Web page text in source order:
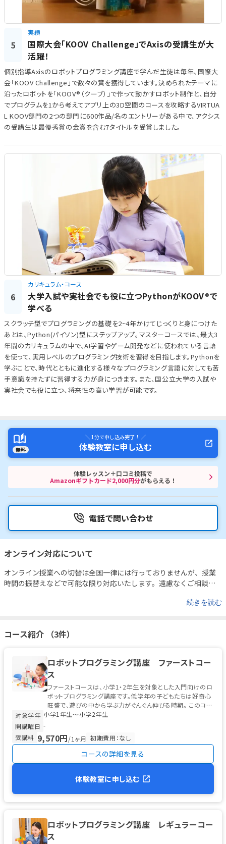
5
実績
国際大会「KOOV Challenge」でAxisの受講生が大
活躍！
個別指導Axisのロボットプログラミング講座で学んだ生徒は毎年、国際大
会「KOOV Challenge」で数々の賞を獲得しています。決められたテーマに
沿ったロボットを「KOOV®（クーブ）」で作って動かすロボット制作と、自分
でプログラムを1から考えてアプリ上の3D空間のコースを攻略するVIRTUA
L KOOV部門の2つの部門に600作品/名のエントリーがある中で、アクシス
の受講生は最優秀賞の金賞を含む7タイトルを受賞しました。
6
カリキュラム・コース
大学入試や実社会でも役に立つPythonがKOOV®で
学べる
スクラッチ型でプログラミングの基礎を2~4年かけてじっくりと身につけた
あとは、Python(パイソン)型にステップアップ。マスターコースでは、最大3
年間のカリキュラムの中で、AI学習やゲーム開発などに使われている言語
を使って、実用レベルのプログラミング技術を習得を目指します。Pythonを
学ぶことで、時代とともに進化する様々なプログラミング言語に対しても苦
手意識を持たずに習得する力が身につきます。また、国公立大学の入試や
実社会でも役に立つ、将来性の高い学習が可能です。
無料
＼ 1分で申し込み完了！ ／
体験教室に申し込む
体験レッスン＋口コミ投稿で
Amazonギフトカード2,000円分がもらえる！
電話で問い合わせ
オンライン対応について
オンライン授業への切替は全国一律には行っておりませんが、授業
時間の振替えなどで可能な限り対応いたします。遠慮なくご相談く
続きを読む
コース紹介 （3件）
ロボットプログラミング講座 ファーストコー
ス
ファーストコースは、小学1・2年生を対象とした入門向けのロ
ボットプログラミング講座です。低学年の子どもたちは好奇心
旺盛で、遊びの中から学ぶ力がぐんぐん伸びる時期。 このコー
スでは、ソニー・グロ...
対象学年 小学1年生〜小学2年生
開講曜日 -
受講料 9,570円/1ヶ月 初期費用：なし
コースの詳細を見る
体験教室に申し込む
ロボットプログラミング講座 レギュラーコー
ス